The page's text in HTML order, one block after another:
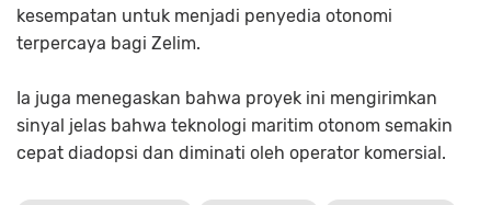
kesempatan untuk menjadi penyedia otonomi
terpercaya bagi Zelim.
Ia juga menegaskan bahwa proyek ini mengirimkan
sinyal jelas bahwa teknologi maritim otonom semakin
cepat diadopsi dan diminati oleh operator komersial.